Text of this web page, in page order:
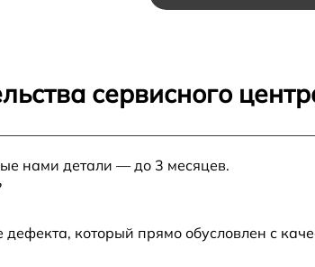
Pro 7
Pro 7
сервисного
нами детали — до 3 месяцев.
который прямо обусловлен с